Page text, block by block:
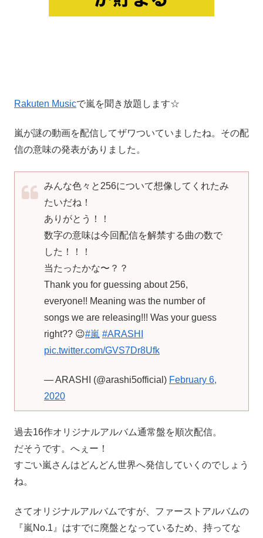
Rakuten Musicで嵐を聞き放題します☆
嵐が謎の動画を配信してザワついていましたね。その配
信の意味の発表がありました。
みんな色々と256について想像してくれたみ
たいだね！
ありがとう！！
数字の意味は今回配信を解禁する曲の数で
した！！！
当たったかな〜？？
Thank you for guessing about 256,
everyone!! Meaning was the number of
songs we are releasing!!! Was your guess
right?? 😉#嵐 #ARASHI
pic.twitter.com/GVS7Dr8Ufk
— ARASHI (@arashi5official) February 6,
2020
過去16作オリジナルアルバム通常盤を順次配信。
だそうです。へぇー！
すごい嵐さんはどんどん世界へ発信していくのでしょう
ね。
さてオリジナルアルバムですが、ファーストアルバムの
『嵐No.1』はすでに廃盤となっているため、持ってな